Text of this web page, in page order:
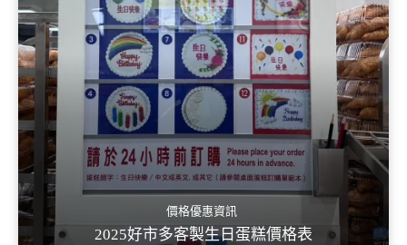
價格優惠資訊
2025好市多客製生日蛋糕價格表